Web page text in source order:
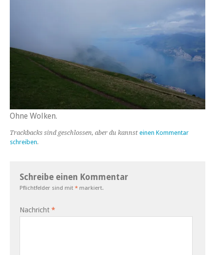
Ohne Wolken.
Trackbacks sind geschlossen, aber du kannst einen Kommentar
schreiben.
Schreibe einen Kommentar
Pflichtfelder sind mit * markiert.
Nachricht *